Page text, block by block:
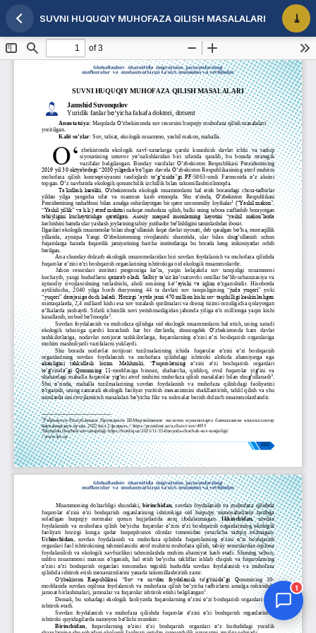
Maqola tafsilotlariga qaytish
SUVNI HUQUQIY MUHOFAZA QILISH MASALALARI
1
Jurnal Yordamchisi
Onlayn